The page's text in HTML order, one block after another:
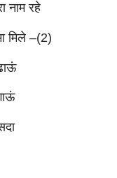
नाम रहे
मिले –(2)